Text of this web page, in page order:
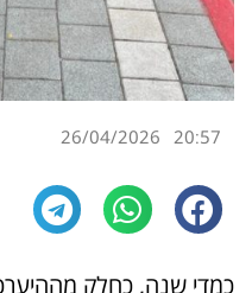
20:57
26/04/2026
כמדי שנה, כחלק